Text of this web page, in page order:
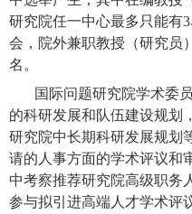
研究院任一中心最多只能有3
会，院外兼职教授（研究员
名。
国际问题研究院学术委
的科研发展和队伍建设规划
研究院中长期科研发展规划
请的人事方面的学术评议和
中考察推荐研究院高级职务
参与拟引进高端人才学术评